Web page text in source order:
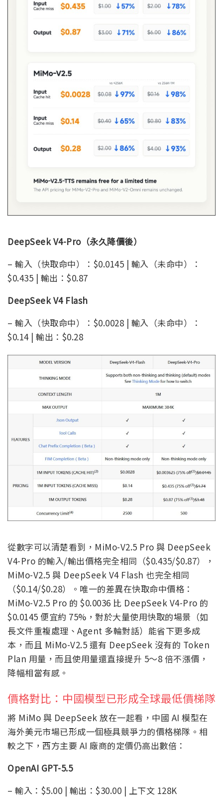
DeepSeek V4-Pro（永久降價後）
– 輸入（快取命中）：$0.0145 | 輸入（未命中）：
$0.435 | 輸出：$0.87
DeepSeek V4 Flash
– 輸入（快取命中）：$0.0028 | 輸入（未命中）：
$0.14 | 輸出：$0.28
從數字可以清楚看到，MiMo-V2.5 Pro 與 DeepSeek
V4-Pro 的輸入/輸出價格完全相同（$0.435/$0.87），
MiMo-V2.5 與 DeepSeek V4 Flash 也完全相同
（$0.14/$0.28）。唯一的差異在快取命中價格：
MiMo-V2.5 Pro 的 $0.0036 比 DeepSeek V4-Pro 的
$0.0145 便宜約 75%，對於大量使用快取的場景（如
長文件重複處理、Agent 多輪對話）能省下更多成
本，而且 MiMo-V2.5 還有 DeepSeek 沒有的 Token
Plan 用量，而且使用量還直接提升 5～8 倍不漲價，
降幅相當有感。
價格對比：中國模型已形成全球最低價梯隊
將 MiMo 與 DeepSeek 放在一起看，中國 AI 模型在
海外美元市場已形成一個極具競爭力的價格梯隊。相
較之下，西方主要 AI 廠商的定價仍高出數倍：
OpenAI GPT-5.5
– 輸入：$5.00 | 輸出：$30.00 | 上下文 128K